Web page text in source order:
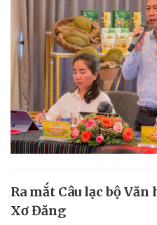
Ra mắt Câu lạc bộ
Xơ Đăng